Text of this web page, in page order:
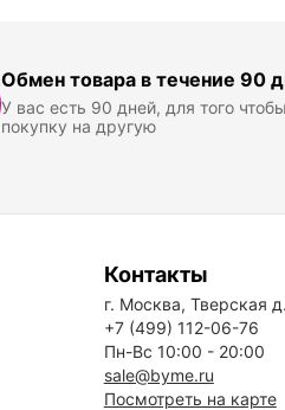
Обмен товара в течение 90
У вас есть 90 дней, для того
покупку на другую
Контакты
г. Москва, Тверская
+7 (499) 112-06-76
Пн-Вс 10:00 - 20:00
sale@byme.ru
Посмотреть на карте